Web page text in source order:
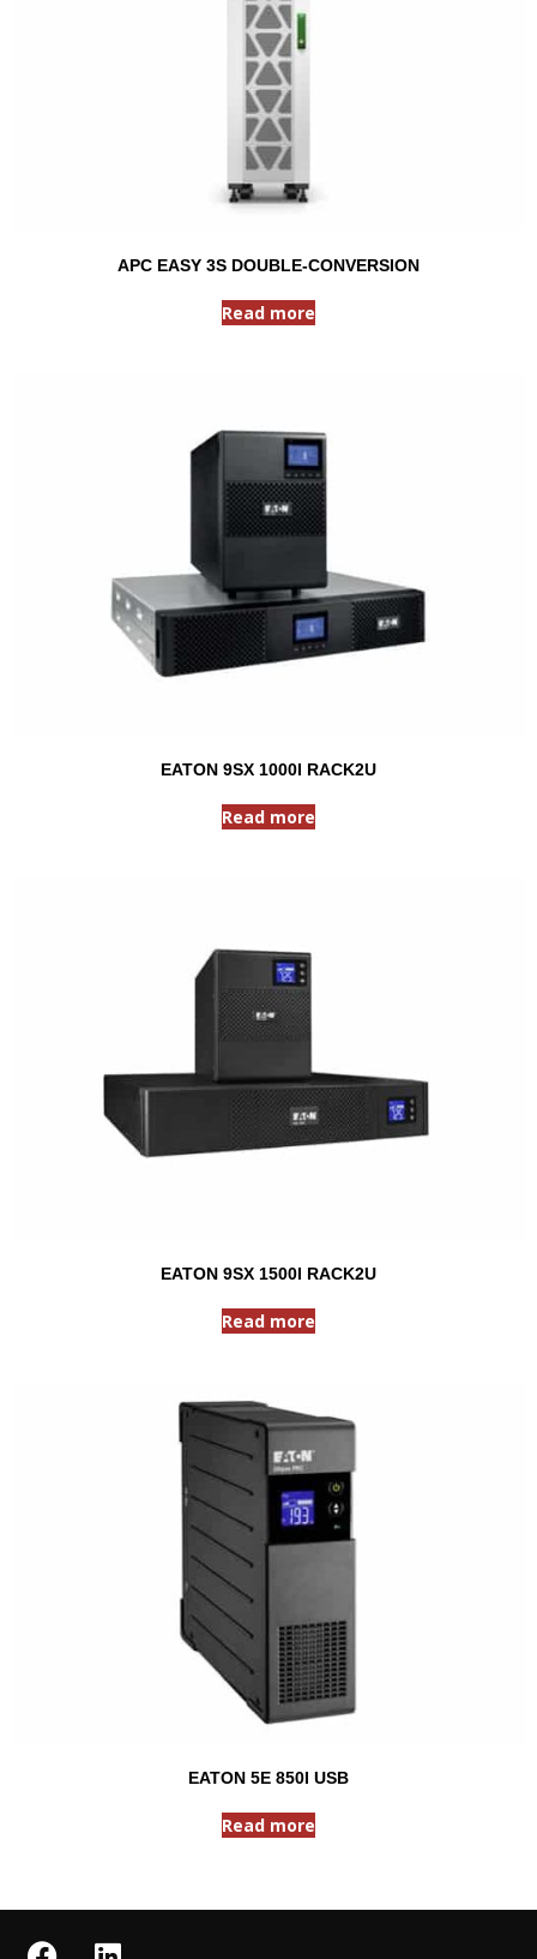
APC EASY 3S DOUBLE-CONVERSION
Read more
EATON 9SX 1000I RACK2U
Read more
EATON 9SX 1500I RACK2U
Read more
EATON 5E 850I USB
Read more